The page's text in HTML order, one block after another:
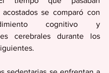
se comparó con
cognitivo y
cerebrales durante los